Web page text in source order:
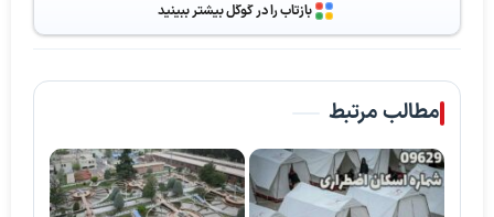
بازتاب را در گوگل بیشتر ببینید
مطالب مرتبط